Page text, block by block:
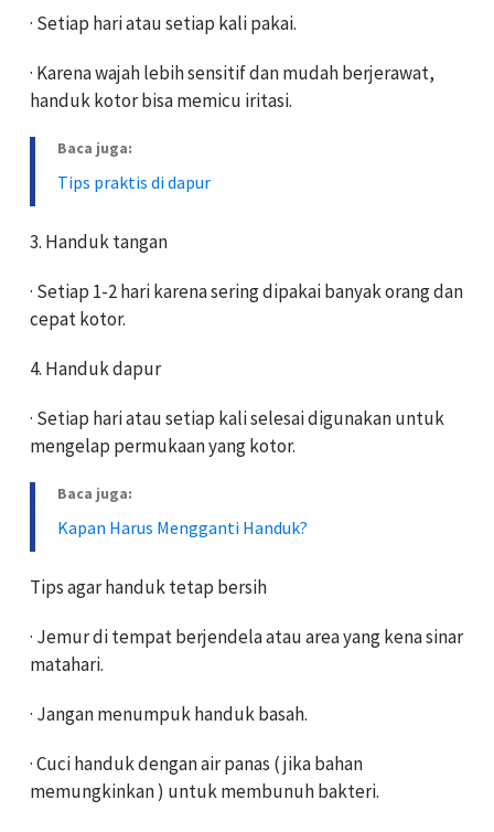
· Setiap hari atau setiap kali pakai.
· Karena wajah lebih sensitif dan mudah berjerawat,
handuk kotor bisa memicu iritasi.
Baca juga:
Tips praktis di dapur
3. Handuk tangan
· Setiap 1-2 hari karena sering dipakai banyak orang dan
cepat kotor.
4. Handuk dapur
· Setiap hari atau setiap kali selesai digunakan untuk
mengelap permukaan yang kotor.
Baca juga:
Kapan Harus Mengganti Handuk?
Tips agar handuk tetap bersih
· Jemur di tempat berjendela atau area yang kena sinar
matahari.
· Jangan menumpuk handuk basah.
· Cuci handuk dengan air panas ( jika bahan
memungkinkan ) untuk membunuh bakteri.